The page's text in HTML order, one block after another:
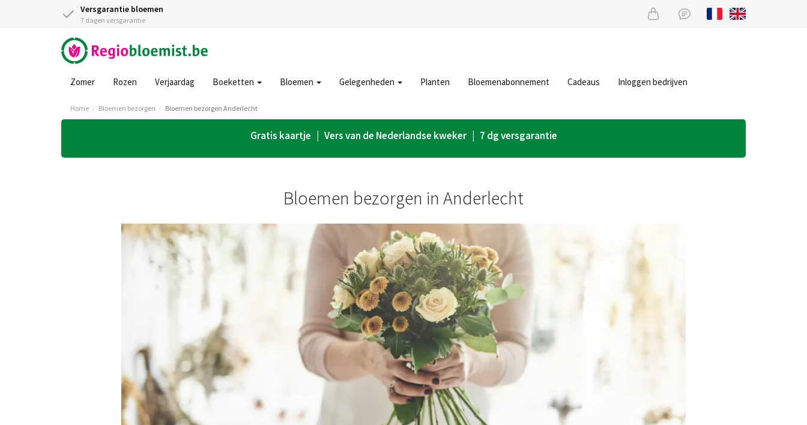
Versgarantie bloemen
7 dagen versgarantie
Zomer Rozen Verjaardag Boeketten Bloemen Gelegenheden Planten Bloemenabonnement Cadeaus Inloggen bedrijven
Home Bloemen bezorgen Bloemen bezorgen Anderlecht
Gratis kaartje | Vers van de Nederlandse kweker | 7 dg versgarantie
Bloemen bezorgen in Anderlecht